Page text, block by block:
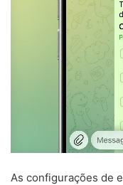
As configurações de